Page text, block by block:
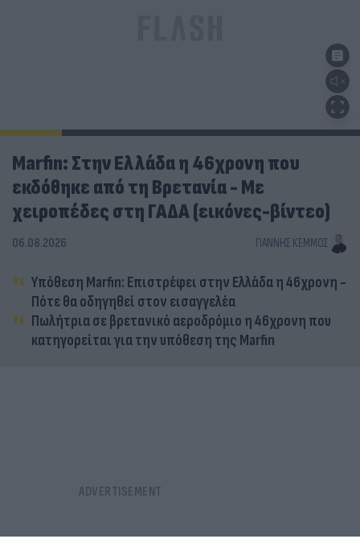
Marfin: Στην Ελλάδα η 46χρονη που
εκδόθηκε από τη Βρετανία - Με
χειροπέδες στη ΓΑΔΑ (εικόνες-βίντεο)
06.08.2026 ΓΙΆΝΝΗΣ ΚΈΜΜΟΣ
Υπόθεση Marfin: Επιστρέφει στην Ελλάδα η 46χρονη -
Πότε θα οδηγηθεί στον εισαγγελέα
Πωλήτρια σε βρετανικό αεροδρόμιο η 46χρονη που
κατηγορείται για την υπόθεση της Marfin